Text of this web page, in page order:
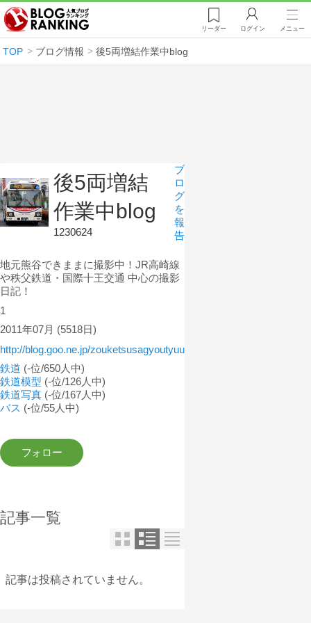
リーダー ログイン メニュー
TOP ブログ情報 後5両増結作業中blog
後5両増結
作業中blog
1230624
ブ
ロ
グ
を
報
告
地元熊谷できままに撮影中！JR高崎線
や秩父鉄道・国際十王交通 中心の撮影
日記！
1
2011年07月 (5518日)
http://blog.goo.ne.jp/zouketsusagyoutyuu
鉄道 (-位/650人中)
鉄道模型 (-位/126人中)
鉄道写真 (-位/167人中)
バス (-位/55人中)
記事一覧
記事は投稿されていません。